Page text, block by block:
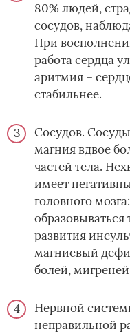
80% людей,
сосудов,
При
работа сердца
аритмия –
стабильнее.
Сосудов.
магния вдвое
частей тела.
имеет
головного
развития
магниевый
болей,
Нервной
неправильной